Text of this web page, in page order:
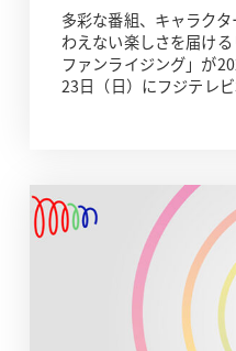
多彩な番組、キャラク
わえない楽しさを届け
ファンライジング」が
23日（日）にフジテレ